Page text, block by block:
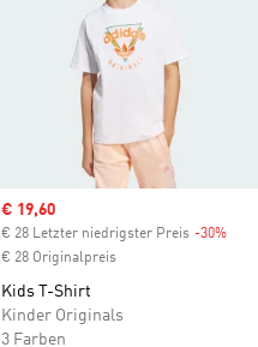
Sale price
€ 19,60
€ 28 Letzter niedrigster Preis -30%
€ 28 Originalpreis
Kids T-Shirt
Kinder Originals
3 Farben